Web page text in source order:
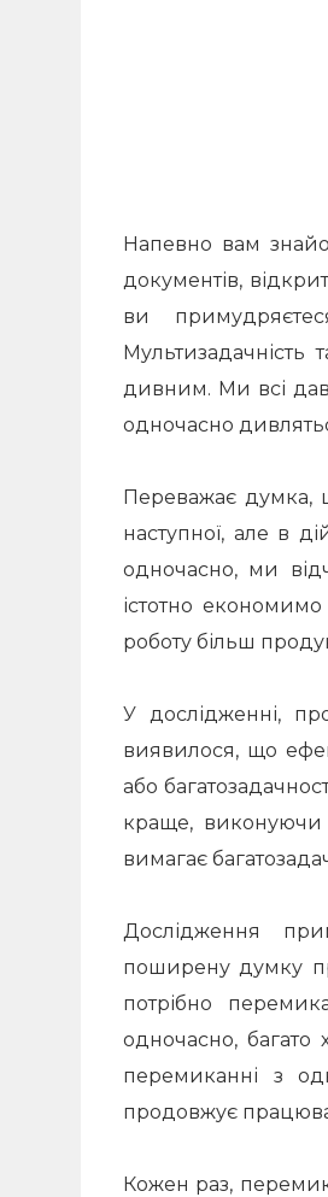
Напевно вам
документів,
ви
дивним. Ми всі
одночасно
Переважає думка,
наступної, але в
одночасно, ми
істотно
роботу більш
У дослідженні,
виявилося, що
або
краще, виконуючи
вимагає
Дослідження
поширену думку
потрібно
одночасно, багато
перемиканні з
продовжує
Кожен раз,